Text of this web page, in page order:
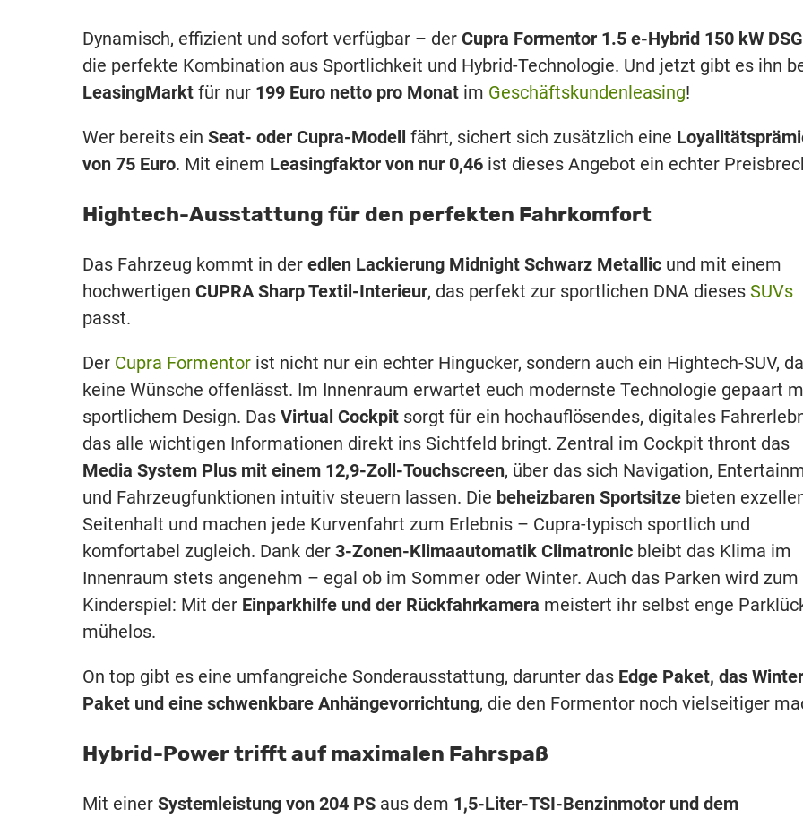
Dynamisch, effizient und sofort verfügbar – der Cupra Formentor 1.5 e-Hybrid 150 kW DSG
die perfekte Kombination aus Sportlichkeit und Hybrid-Technologie. Und jetzt gibt es ihn
LeasingMarkt für nur 199 Euro netto pro Monat im Geschäftskundenleasing!
Wer bereits ein Seat- oder Cupra-Modell fährt, sichert sich zusätzlich eine
von 75 Euro. Mit einem Leasingfaktor von nur 0,46 ist dieses Angebot ein echter
Hightech-Ausstattung für den perfekten Fahrkomfort
Das Fahrzeug kommt in der edlen Lackierung Midnight Schwarz Metallic und mit einem
hochwertigen CUPRA Sharp Textil-Interieur, das perfekt zur sportlichen DNA dieses SUVs
passt.
Der Cupra Formentor ist nicht nur ein echter Hingucker, sondern auch ein Hightech-SUV,
keine Wünsche offenlässt. Im Innenraum erwartet euch modernste Technologie gepaart
sportlichem Design. Das Virtual Cockpit sorgt für ein hochauflösendes, digitales
das alle wichtigen Informationen direkt ins Sichtfeld bringt. Zentral im Cockpit thront das
Media System Plus mit einem 12,9-Zoll-Touchscreen, über das sich Navigation,
und Fahrzeugfunktionen intuitiv steuern lassen. Die beheizbaren Sportsitze bieten
Seitenhalt und machen jede Kurvenfahrt zum Erlebnis – Cupra-typisch sportlich und
komfortabel zugleich. Dank der 3-Zonen-Klimaautomatik Climatronic bleibt das Klima im
Innenraum stets angenehm – egal ob im Sommer oder Winter. Auch das Parken wird zum
Kinderspiel: Mit der Einparkhilfe und der Rückfahrkamera meistert ihr selbst enge
mühelos.
On top gibt es eine umfangreiche Sonderausstattung, darunter das Edge Paket, das
Paket und eine schwenkbare Anhängevorrichtung, die den Formentor noch vielseitiger
Hybrid-Power trifft auf maximalen Fahrspaß
Mit einer Systemleistung von 204 PS aus dem 1,5-Liter-TSI-Benzinmotor und dem